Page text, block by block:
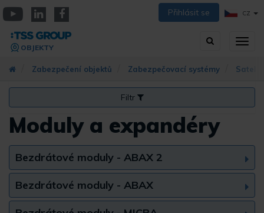
Přejít
k
hlavnímu
obsahu
Přihlásit se CZ
Vyhledávání
OBJEKTY
Zabezpečení objektů Zabezpečovací systémy Satel
Filtr
Moduly a expandéry
Bezdrátové moduly - ABAX 2
Bezdrátové moduly - ABAX